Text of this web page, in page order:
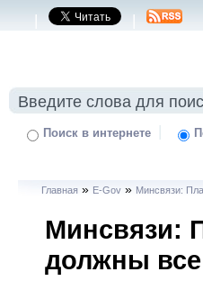
| |
Поиск в интернете |
Главная » E-Gov » Минсвязи:
Минсвязи:
должны